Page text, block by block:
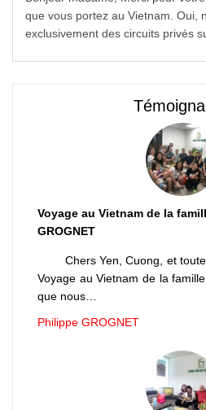
que vous portez au Vietnam. Oui,
exclusivement des circuits privés
Voyage au Vietnam de la
GROGNET
Chers Yen, Cuong, et
Voyage au Vietnam de la
que nous…
Philippe GROGNET